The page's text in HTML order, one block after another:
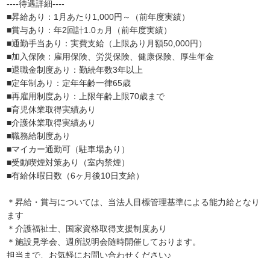
----待遇詳細----
■昇給あり：1月あたり1,000円～（前年度実績）
■賞与あり：年2回計1.0ヵ月（前年度実績）
■通勤手当あり：実費支給（上限あり月額50,000円）
■加入保険：雇用保険、労災保険、健康保険、厚生年金
■退職金制度あり：勤続年数3年以上
■定年制あり：定年年齢一律65歳
■再雇用制度あり：上限年齢上限70歳まで
■育児休業取得実績あり
■介護休業取得実績あり
■職務給制度あり
■マイカー通勤可（駐車場あり）
■受動喫煙対策あり（室内禁煙）
■有給休暇日数（6ヶ月後10日支給）
＊昇給・賞与については、当法人目標管理基準による能力給となり
ます
＊介護福祉士、国家資格取得支援制度あり
＊施設見学会、週所説明会随時開催しております。
担当まで、お気軽にお問い合わせください♪